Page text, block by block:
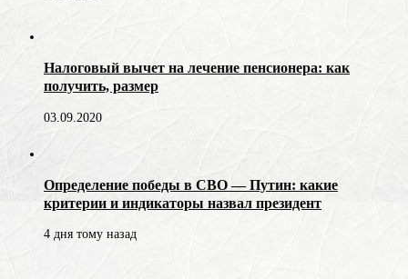
Налоговый вычет на лечение пенсионера: как
получить, размер
03.09.2020
Определение победы в СВО — Путин: какие
критерии и индикаторы назвал президент
4 дня тому назад